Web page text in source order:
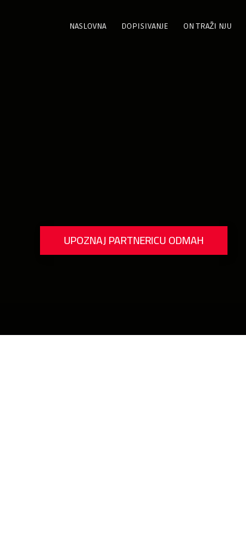
NASLOVNA DOPISIVANJE ON TRAŽI NJU
UPOZNAJ PARTNERICU ODMAH